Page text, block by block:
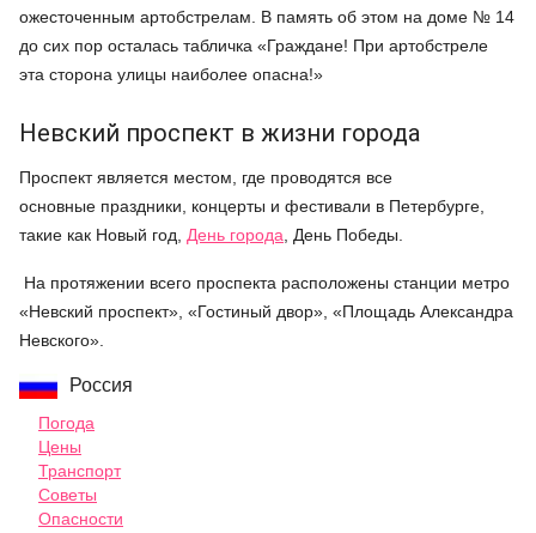
ожесточенным артобстрелам. В память об этом на доме № 14
до сих пор осталась табличка «Граждане! При артобстреле
эта сторона улицы наиболее опасна!»
Невский проспект в жизни города
Проспект является местом, где проводятся все
основные праздники, концерты и фестивали в Петербурге,
такие как Новый год, День города , День Победы.
На протяжении всего проспекта расположены станции метро
«Невский проспект», «Гостиный двор», «Площадь Александра
Невского».
Россия
Погода
Цены
Транспорт
Советы
Опасности